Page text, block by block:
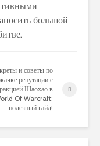
большой
и советы по
репутации с
Шаохао в
Of Warcraft:
полезный гайд!